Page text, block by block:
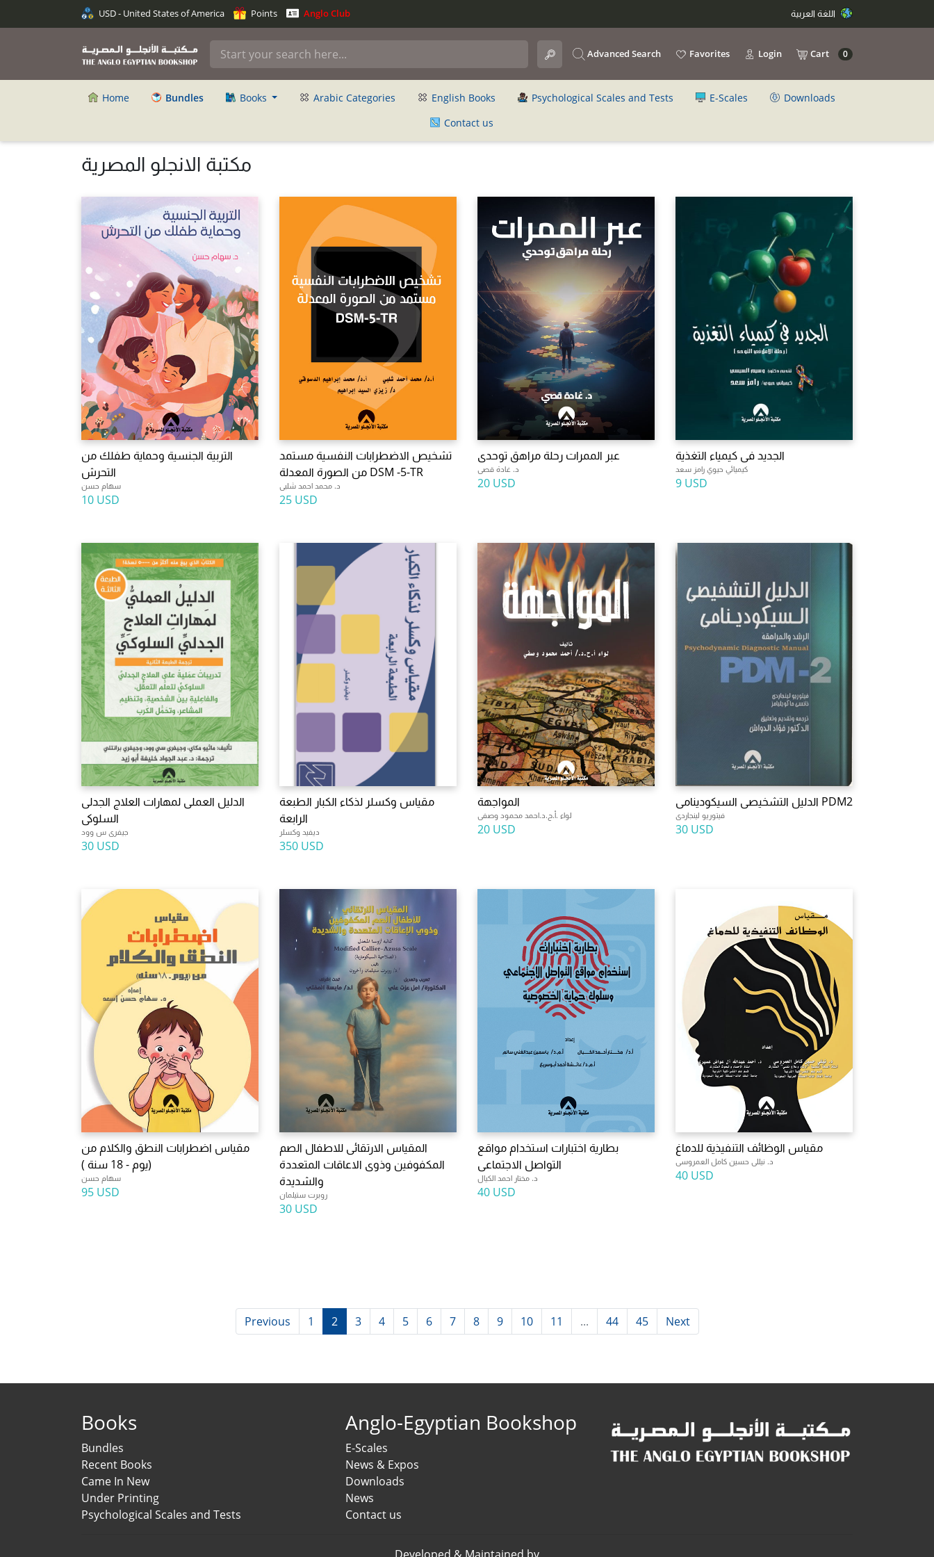
USD - United States of America Points Anglo Club
Advanced Search Favorites Login Cart 0
Home Bundles Books Arabic Categories English Books Psychological Scales and Tests E-Scales
Downloads
Contact us
مكتبة الانجلو المصرية
التربية الجنسية وحماية طفلك من
التحرش
سهام حسن
10 USD
تشخيص الاضطرابات النفسية مستمد
من الصورة المعدلة DSM -5-TR
د. محمد احمد شلبى
25 USD
عبر الممرات رحلة مراهق توحدى
د. غادة قصى
20 USD
الجديد فى كيمياء التغذية
كيميائي حيوي رامز سعد
9 USD
الدليل العملى لمهارات العلاج الجدلى
السلوكى
جيفرى س وود
30 USD
مقياس وكسلر لذكاء الكبار الطبعة
الرابعة
ديفيد وكسلر
350 USD
المواجهة
لواء .أ.ح.د.احمد محمود وصفى
20 USD
الدليل التشخيصى السيكودينامى PDM2
فيتوريو لينجاردى
30 USD
مقياس اضطرابات النطق والكلام من
(يوم - 18 سنة )
سهام حسن
95 USD
المقياس الارتقائى للاطفال الصم
المكفوفين وذوى الاعاقات المتعددة
والشديدة
روبرت ستيلمان
30 USD
بطارية اختبارات استخدام مواقع
التواصل الاجتماعى
د. مختار احمد الكيال
40 USD
مقياس الوظائف التنفيذية للدماغ
د. نيللى حسين كامل العمروسى
40 USD
Previous 1 2 3 4 5 6 7 8 9 10 11 ... 44 45 Next
Books
Bundles
Recent Books
Came In New
Under Printing
Psychological Scales and Tests
Anglo-Egyptian Bookshop
E-Scales
News & Expos
Downloads
News
Contact us